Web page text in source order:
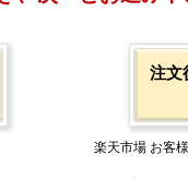
注文
楽天市場 お客